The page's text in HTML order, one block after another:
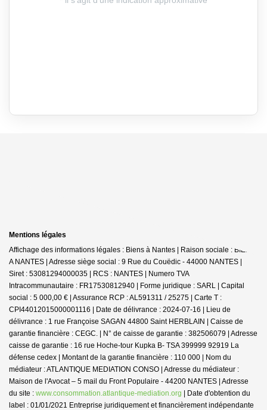
Mentions légales
Affichage des informations légales : Biens à Nantes | Raison sociale : BIENS
A NANTES | Adresse siège social : 9 Rue du Couëdic - 44000 NANTES |
Siret : 53081294000035 | RCS : NANTES | Numero TVA
Intracommunautaire : FR17530812940 | Forme juridique : SARL | Capital
social : 5 000,00 € | Assurance RCP : AL591311 / 25275 | Carte T :
CPI44012015000001116 | Date de délivrance : 2024-07-16 | Lieu de
délivrance : 1 rue Françoise SAGAN 44800 Saint HERBLAIN | Caisse de
garantie financière : CEGC. | N° de caisse de garantie : 382506079 | Adresse
caisse de garantie : 16 rue Hoche-tour Kupka B- TSA 399999 92919 La
défense cedex | Montant de la garantie financière : 110 000 | Nom du
médiateur : ATLANTIQUE MEDIATION CONSO | Adresse du médiateur :
Maison de l'Avocat – 5 mail du Front Populaire - 44200 NANTES | Adresse
du site : www.consommation.atlantique-mediation.org | Date d'obtention du
label : 01/01/2021 Entreprise juridiquement et financièrement indépendante